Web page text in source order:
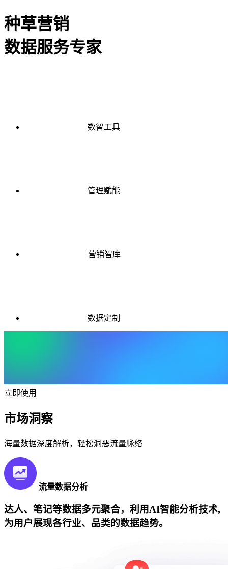
种草营销
数据服务专家
数智工具
管理赋能
营销智库
数据定制
立即使用
市场洞察
海量数据深度解析，轻松洞恶流量脉络
流量数据分析
达人、笔记等数据多元聚合，利用AI智能分析技术,
为用户展现各行业、品类的数据趋势。